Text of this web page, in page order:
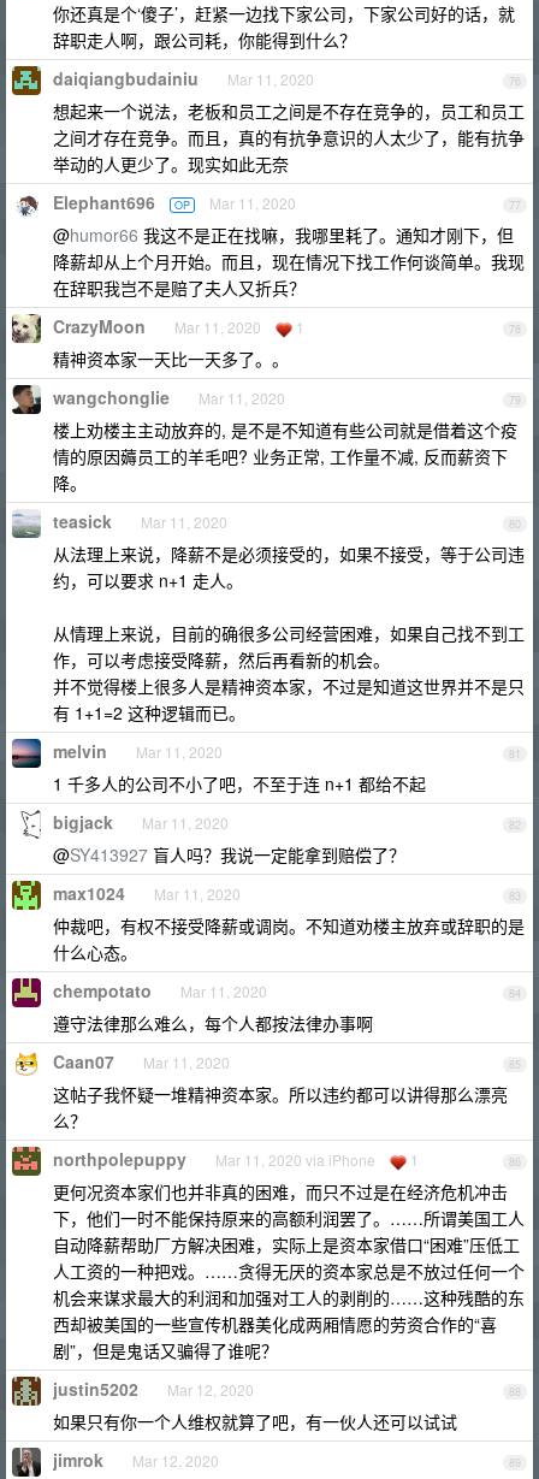
你还真是个‘傻子’，赶紧一边找下家公司，下家公司好的话，就
辞职走人啊，跟公司耗，你能得到什么？
76
daiqiangbudainiu Mar 11, 2020
想起来一个说法，老板和员工之间是不存在竞争的，员工和员工
之间才存在竞争。而且，真的有抗争意识的人太少了，能有抗争
举动的人更少了。现实如此无奈
77
Elephant696 OP Mar 11, 2020
@humor66 我这不是正在找嘛，我哪里耗了。通知才刚下，但
降薪却从上个月开始。而且，现在情况下找工作何谈简单。我现
在辞职我岂不是赔了夫人又折兵？
78
CrazyMoon Mar 11, 2020 1
精神资本家一天比一天多了。。
79
wangchonglie Mar 11, 2020
楼上劝楼主主动放弃的, 是不是不知道有些公司就是借着这个疫
情的原因薅员工的羊毛吧? 业务正常, 工作量不减, 反而薪资下
降。
80
teasick Mar 11, 2020
从法理上来说，降薪不是必须接受的，如果不接受，等于公司违
约，可以要求 n+1 走人。
从情理上来说，目前的确很多公司经营困难，如果自己找不到工
作，可以考虑接受降薪，然后再看新的机会。
并不觉得楼上很多人是精神资本家，不过是知道这世界并不是只
有 1+1=2 这种逻辑而已。
81
melvin Mar 11, 2020
1 千多人的公司不小了吧，不至于连 n+1 都给不起
82
bigjack Mar 11, 2020
@SY413927 盲人吗？我说一定能拿到赔偿了？
83
max1024 Mar 11, 2020
仲裁吧，有权不接受降薪或调岗。不知道劝楼主放弃或辞职的是
什么心态。
84
chempotato Mar 11, 2020
遵守法律那么难么，每个人都按法律办事啊
85
Caan07 Mar 11, 2020
这帖子我怀疑一堆精神资本家。所以违约都可以讲得那么漂亮
么？
86
northpolepuppy Mar 11, 2020 via iPhone 1
更何况资本家们也并非真的困难，而只不过是在经济危机冲击
下，他们一时不能保持原来的高额利润罢了。……所谓美国工人
自动降薪帮助厂方解决困难，实际上是资本家借口“困难”压低工
人工资的一种把戏。……贪得无厌的资本家总是不放过任何一个
机会来谋求最大的利润和加强对工人的剥削的……这种残酷的东
西却被美国的一些宣传机器美化成两厢情愿的劳资合作的“喜
剧”，但是鬼话又骗得了谁呢？
88
justin5202 Mar 12, 2020
如果只有你一个人维权就算了吧，有一伙人还可以试试
89
jimrok Mar 12, 2020